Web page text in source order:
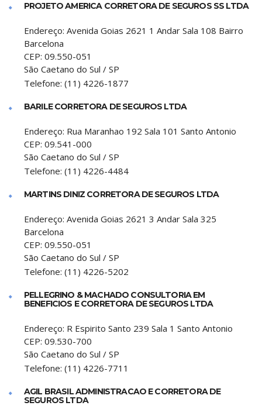
PROJETO AMERICA CORRETORA DE SEGUROS SS LTDA
Endereço: Avenida Goias 2621 1 Andar Sala 108 Bairro
Barcelona
CEP: 09.550-051
São Caetano do Sul / SP
Telefone: (11) 4226-1877
BARILE CORRETORA DE SEGUROS LTDA
Endereço: Rua Maranhao 192 Sala 101 Santo Antonio
CEP: 09.541-000
São Caetano do Sul / SP
Telefone: (11) 4226-4484
MARTINS DINIZ CORRETORA DE SEGUROS LTDA
Endereço: Avenida Goias 2621 3 Andar Sala 325
Barcelona
CEP: 09.550-051
São Caetano do Sul / SP
Telefone: (11) 4226-5202
PELLEGRINO & MACHADO CONSULTORIA EM
BENEFICIOS E CORRETORA DE SEGUROS LTDA
Endereço: R Espirito Santo 239 Sala 1 Santo Antonio
CEP: 09.530-700
São Caetano do Sul / SP
Telefone: (11) 4226-7711
AGIL BRASIL ADMINISTRACAO E CORRETORA DE
SEGUROS LTDA